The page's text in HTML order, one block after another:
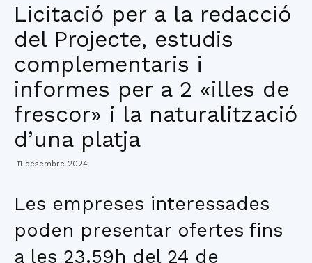
Comarcal
del
Licitació per a la redacció
del Projecte, estudis
complementaris i
informes per a 2 «illes de
frescor» i la naturalització
d’una platja
11 desembre 2024
Les empreses interessades
poden presentar ofertes fins
a les 23.59h del 24 de